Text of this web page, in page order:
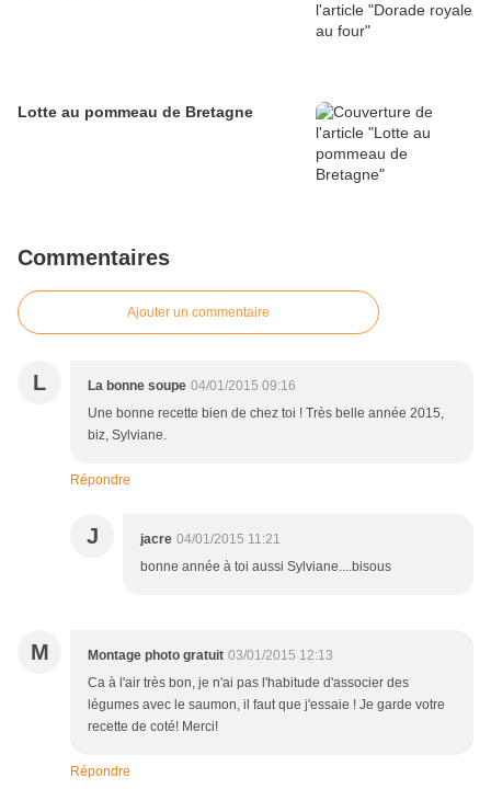
Lotte au pommeau de Bretagne
Commentaires
Ajouter un commentaire
L La bonne soupe 04/01/2015 09:16
Une bonne recette bien de chez toi ! Très belle année 2015,
biz, Sylviane.
Répondre
J jacre 04/01/2015 11:21
bonne année à toi aussi Sylviane....bisous
M Montage photo gratuit 03/01/2015 12:13
Ca à l'air très bon, je n'ai pas l'habitude d'associer des
légumes avec le saumon, il faut que j'essaie ! Je garde votre
recette de coté! Merci!
Répondre